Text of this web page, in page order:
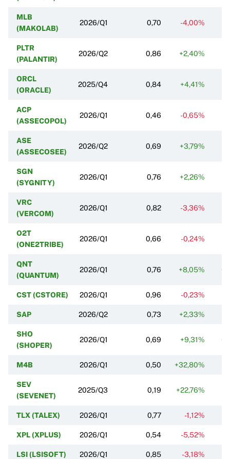
MLB
(MAKOLAB)
2026/Q1 0,70 -4,00%
PLTR
(PALANTIR)
2026/Q2 0,86 +2,40%
ORCL
(ORACLE)
2025/Q4 0,84 +4,41%
ACP
(ASSECOPOL)
2026/Q1 0,46 -0,65%
ASE
(ASSECOSEE)
2026/Q2 0,69 +3,79%
SGN
(SYGNITY)
2026/Q1 0,76 +2,26%
VRC
(VERCOM)
2026/Q1 0,82 -3,36%
O2T
(ONE2TRIBE)
2026/Q1 0,66 -0,24%
QNT
(QUANTUM)
2026/Q1 0,76 +8,05%
CST (CSTORE) 2026/Q1 0,96 -0,23%
SAP 2026/Q2 0,73 +2,33%
SHO
(SHOPER)
2026/Q1 0,69 +9,31%
M4B 2026/Q1 0,50 +32,80%
SEV
(SEVENET)
2025/Q3 0,19 +22,76%
TLX (TALEX) 2026/Q1 0,77 -1,12%
XPL (XPLUS) 2026/Q1 0,54 -5,52%
LSI (LSISOFT) 2026/Q1 0,85 -3,18%